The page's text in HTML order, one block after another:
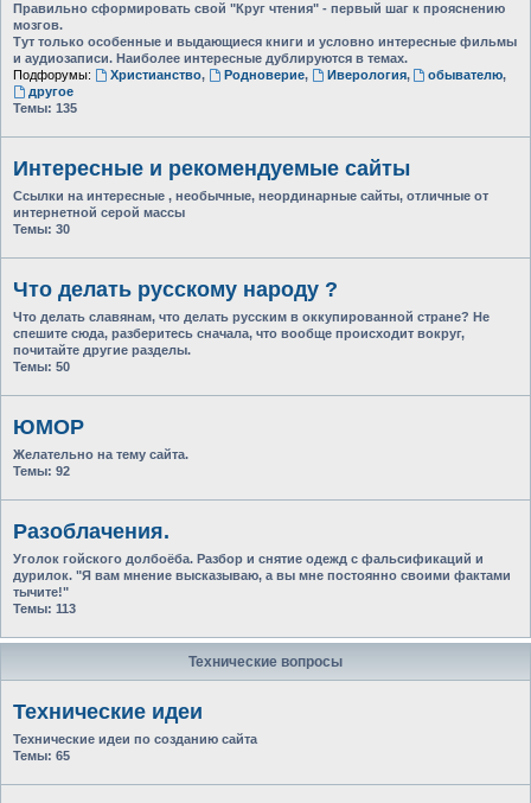
Правильно сформировать свой "Круг чтения" - первый шаг к прояснению
мозгов.
Тут только особенные и выдающиеся книги и условно интересные фильмы
и аудиозаписи. Наиболее интересные дублируются в темах.
Подфорумы:
Христианство, Родноверие, Иверология, обывателю,
другое
Темы: 135
Интересные и рекомендуемые сайты
Ссылки на интересные , необычные, неординарные сайты, отличные от
интернетной серой массы
Темы: 30
Что делать русскому народу ?
Что делать славянам, что делать русским в оккупированной стране? Не
спешите сюда, разберитесь сначала, что вообще происходит вокруг,
почитайте другие разделы.
Темы: 50
ЮМОР
Желательно на тему сайта.
Темы: 92
Разоблачения.
Уголок гойского долбоёба. Разбор и снятие одежд с фальсификаций и
дурилок. "Я вам мнение высказываю, а вы мне постоянно своими фактами
тычите!"
Темы: 113
Технические вопросы
Технические идеи
Технические идеи по созданию сайта
Темы: 65